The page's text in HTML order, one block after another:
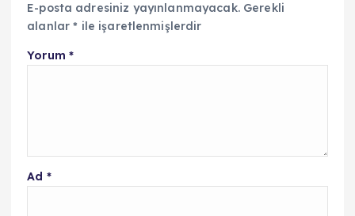
E-posta adresiniz yayınlanmayacak. Gerekli
alanlar* ile işaretlenmişlerdir
Yorum *
Ad *